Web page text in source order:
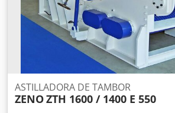
ASTILLADORA DE TAMBOR
ZENOZTH 1600 / 1400 E 550